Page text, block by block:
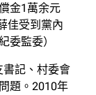
金1萬余元
佳受到黨內
委監委）
記、村委會
題。2010年